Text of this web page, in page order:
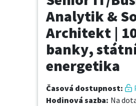
Analytik &
Architekt |
banky,
energetika
Časová dostupnost:
Hodinová sazba: Na